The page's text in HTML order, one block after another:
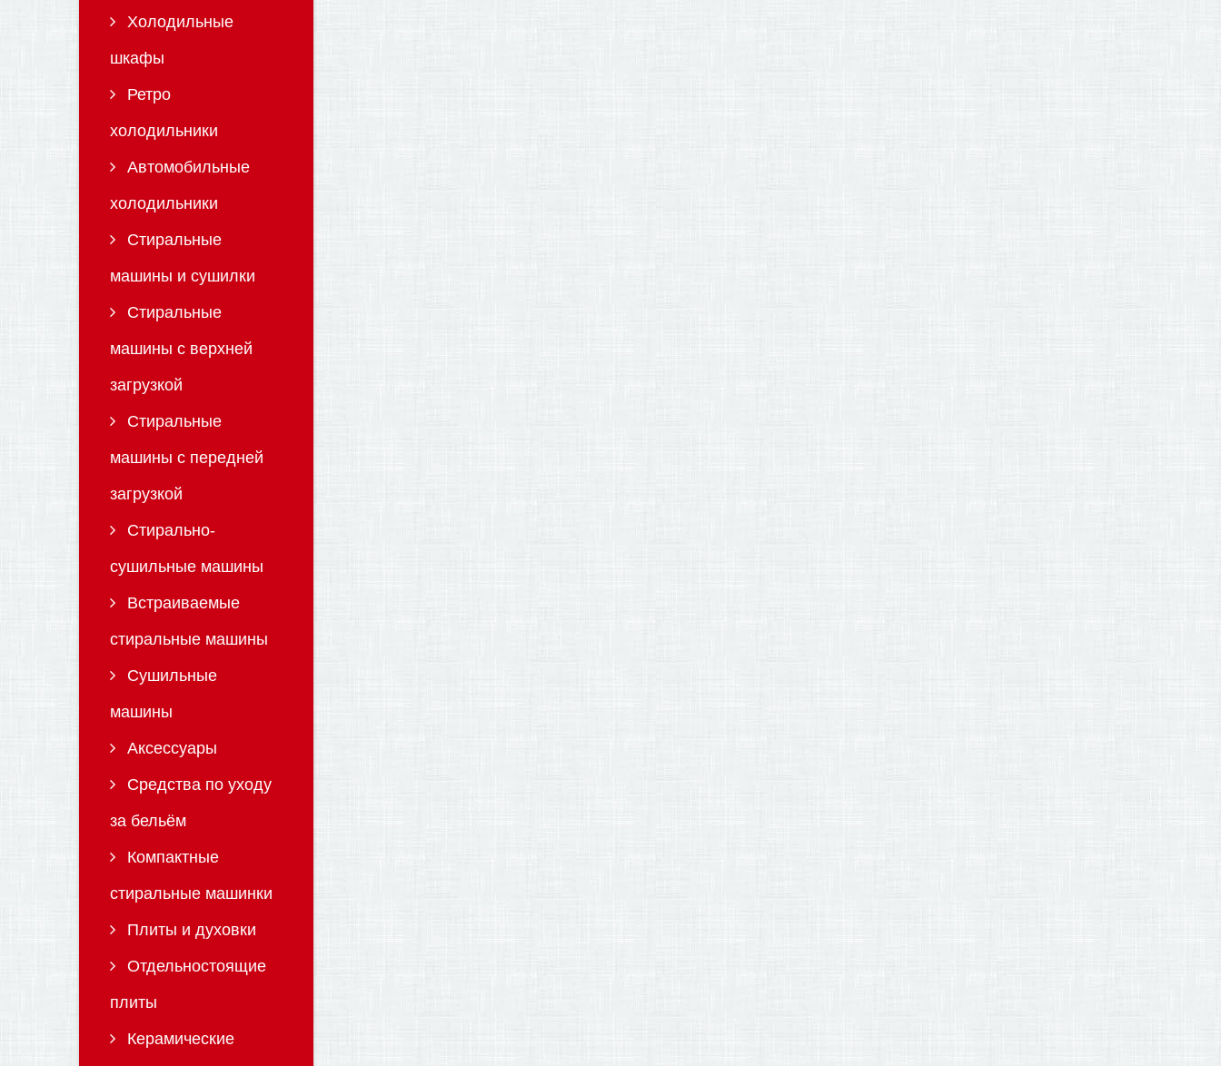
Холодильные
шкафы
Ретро
холодильники
Автомобильные
холодильники
Стиральные
машины и сушилки
Стиральные
машины с верхней
загрузкой
Стиральные
машины с передней
загрузкой
Стирально-
сушильные машины
Встраиваемые
стиральные машины
Сушильные
машины
Аксессуары
Средства по уходу
за бельём
Компактные
стиральные машинки
Плиты и духовки
Отдельностоящие
плиты
Керамические